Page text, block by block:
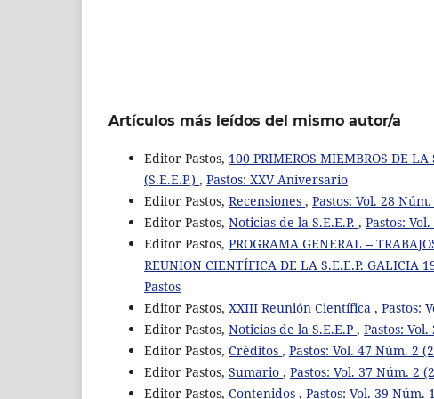
Artículos más leídos del mismo autor/a
Editor Pastos, 100 PRIMEROS MIEMBROS DE LA
(S.E.E.P.) , Pastos: XXV Aniversario
Editor Pastos, Recensiones , Pastos: Vol. 28
Editor Pastos, Noticias de la S.E.E.P. , Pastos:
Editor Pastos, PROGRAMA GENERAL --
REUNION CIENTÍFICA DE LA S.E.E.P. GALICIA
Pastos
Editor Pastos, XXIII Reunión Científica , Pastos:
Editor Pastos, Noticias de la S.E.E.P , Pastos:
Editor Pastos, Créditos , Pastos: Vol. 47 Núm. 2
Editor Pastos, Sumario , Pastos: Vol. 37 Núm. 2
Editor Pastos, Contenidos , Pastos: Vol. 39 Núm.